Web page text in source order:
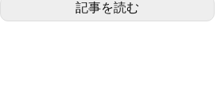
記事を読む